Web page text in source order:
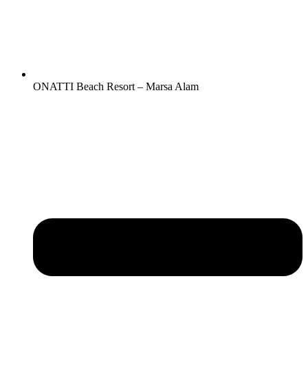
ONATTI Beach Resort – Marsa Alam